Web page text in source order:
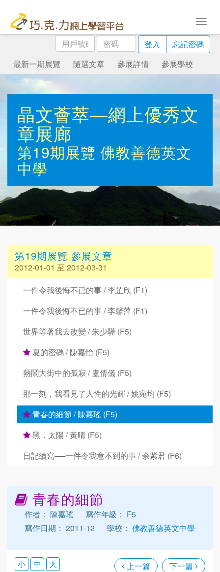
用
戶
號
碼
密
碼
登入
忘記密碼
最新一期展覽
隨選文章 參展詳情 參展學校
晶文薈萃—網上優秀文
章展廊
第19期展覽 佛教善德英文
中學
第19期展覽 參展文章
2012-01-01 至 2012-03-31
一件令我後悔不已的事 / 李芷欣 (F1)
一件令我後悔不已的事 / 李馨萍 (F1)
世界等著我去改變 / 朱少驊 (F5)
夏的密碼 / 陳嘉怡 (F5)
熱鬧大街中的孤寂 / 盧倩儀 (F5)
那一刻，我看見了人性的光輝 / 姚宛均 (F5)
青春的細節 / 陳嘉瑤 (F5)
黑．太陽 / 黃晴 (F5)
日記續寫──一件令我意不到的事 / 余紫君 (F6)
青春的細節
作者： 陳嘉瑤
寫作年級： F5
寫作日期： 2011-12
學校： 佛教善德英文中學
上一篇 下一篇
小 中 大